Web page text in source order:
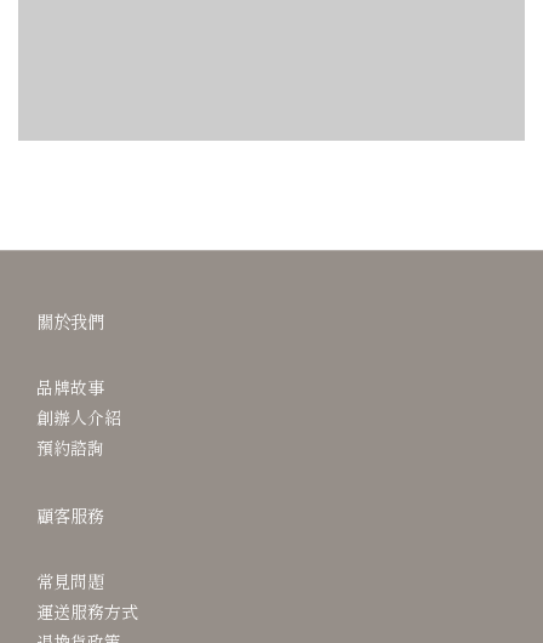
關於我們
品牌故事
創辦人介紹
預約諮詢
顧客服務
常見問題
運送服務方式